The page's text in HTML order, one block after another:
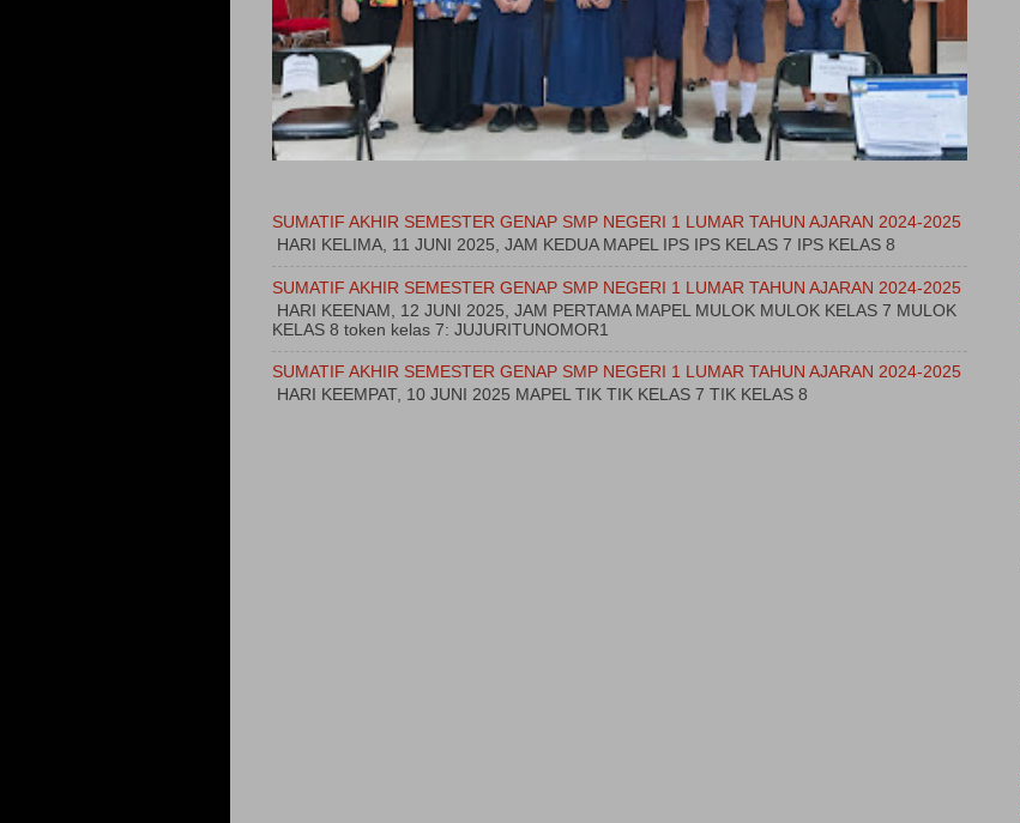
SUMATIF AKHIR SEMESTER GENAP SMP NEGERI 1 LUMAR TAHUN AJARAN 2024-2025
HARI KELIMA, 11 JUNI 2025, JAM KEDUA MAPEL IPS IPS KELAS 7 IPS KELAS 8
SUMATIF AKHIR SEMESTER GENAP SMP NEGERI 1 LUMAR TAHUN AJARAN 2024-2025
HARI KEENAM, 12 JUNI 2025, JAM PERTAMA MAPEL MULOK MULOK KELAS 7 MULOK
KELAS 8 token kelas 7: JUJURITUNOMOR1
SUMATIF AKHIR SEMESTER GENAP SMP NEGERI 1 LUMAR TAHUN AJARAN 2024-2025
HARI KEEMPAT, 10 JUNI 2025 MAPEL TIK TIK KELAS 7 TIK KELAS 8